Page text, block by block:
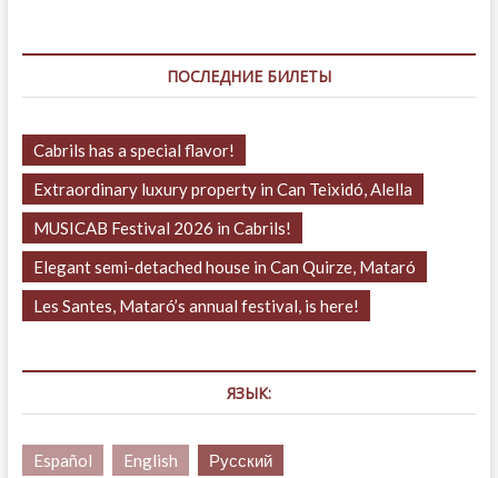
ПОСЛЕДНИЕ БИЛЕТЫ
Cabrils has a special flavor!
Extraordinary luxury property in Can Teixidó, Alella
MUSICAB Festival 2026 in Cabrils!
Elegant semi-detached house in Can Quirze, Mataró
Les Santes, Mataró’s annual festival, is here!
ЯЗЫК:
Español English Русский